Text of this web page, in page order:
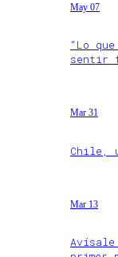
May 07
“Lo
sentir
Mar 31
Chile,
Mar 13